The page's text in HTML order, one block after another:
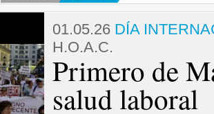
01.05.26 DÍA
H.O.A.C.
Primero de
salud laboral